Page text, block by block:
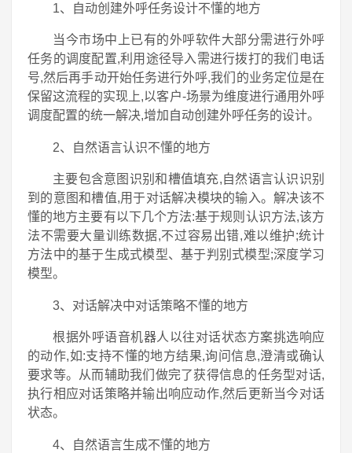
1、自动创建外呼任务设计不懂的地方
当今市场中上已有的外呼软件大部分需进行外呼
任务的调度配置,利用途径导入需进行拨打的我们电话
号,然后再手动开始任务进行外呼,我们的业务定位是在
保留这流程的实现上,以客户-场景为维度进行通用外呼
调度配置的统一解决,增加自动创建外呼任务的设计。
2、自然语言认识不懂的地方
主要包含意图识别和槽值填充,自然语言认识识别
到的意图和槽值,用于对话解决模块的输入。解决该不
懂的地方主要有以下几个方法:基于规则认识方法,该方
法不需要大量训练数据,不过容易出错,难以维护;统计
方法中的基于生成式模型、基于判别式模型;深度学习
模型。
3、对话解决中对话策略不懂的地方
根据外呼语音机器人以往对话状态方案挑选响应
的动作,如:支持不懂的地方结果,询问信息,澄清或确认
要求等。从而辅助我们做完了获得信息的任务型对话,
执行相应对话策略并输出响应动作,然后更新当今对话
状态。
4、自然语言生成不懂的地方